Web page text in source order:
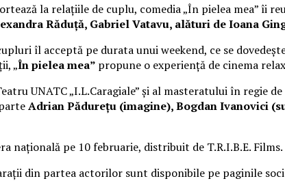
la relațiile de cuplu, comedia „În pielea mea” îi
Răduță, Gabriel Vatavu, alături de Ioana
îl acceptă pe durata unui weekend, ce se
„În pielea mea” propune o experiență de cinema
UNATC „I.L.Caragiale” și al masteratului în regie
Adrian Pădurețu (imagine), Bogdan Ivanovici
națională pe 10 februarie, distribuit de T.R.I.B.E. Films.
din partea actorilor sunt disponibile pe paginile